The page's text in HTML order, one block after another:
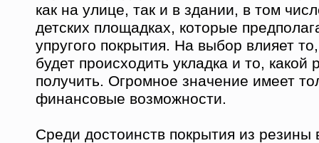
как на улице, так и в здании, в том
детских площадках, которые
упругого покрытия. На выбор влияет
будет происходить укладка и то, какой
получить. Огромное значение имеет
финансовые возможности.
Среди достоинств покрытия из резины